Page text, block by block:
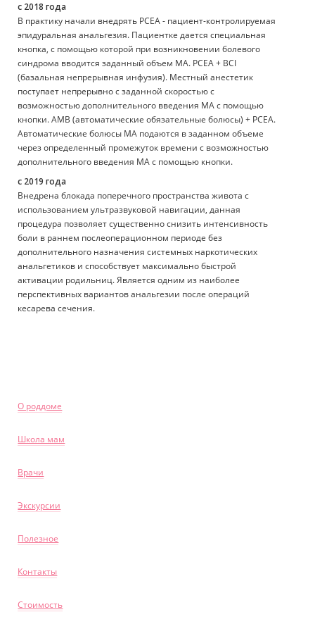
с 2018 года
В практику начали внедрять РСЕА - пациент-контролируемая
эпидуральная анальгезия. Пациентке дается специальная
кнопка, с помощью которой при возникновении болевого
синдрома вводится заданный объем МА. РСЕА + BCI
(базальная непрерывная инфузия). Местный анестетик
поступает непрерывно с заданной скоростью с
возможностью дополнительного введения МА с помощью
кнопки. АМВ (автоматические обязательные болюсы) + РСЕА.
Автоматические болюсы МА подаются в заданном объеме
через определенный промежуток времени с возможностью
дополнительного введения МА с помощью кнопки.
с 2019 года
Внедрена блокада поперечного пространства живота с
использованием ультразвуковой навигации, данная
процедура позволяет существенно снизить интенсивность
боли в раннем послеоперационном периоде без
дополнительного назначения системных наркотических
анальгетиков и способствует максимально быстрой
активации родильниц. Является одним из наиболее
перспективных вариантов анальгезии после операций
кесарева сечения.
О роддоме
Школа мам
Врачи
Экскурсии
Полезное
Контакты
Стоимость